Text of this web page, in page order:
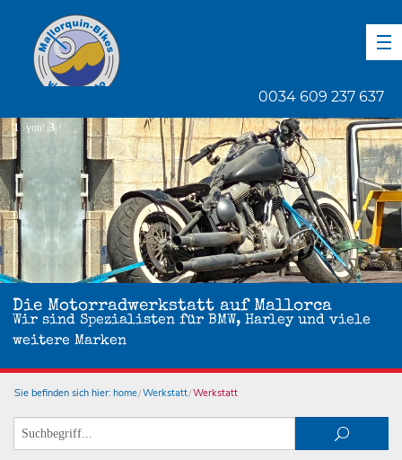
0034 609 237 637
Die Motorradwerkstatt auf Mallorca
Wir sind Spezialisten für BMW, Harley und viele
weitere Marken
1 von 3
Sie befinden sich hier: home Werkstatt Werkstatt